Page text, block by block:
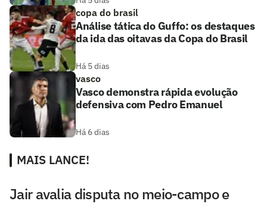
copa do brasil
Análise tática do Guffo: os destaques
da ida das oitavas da Copa do Brasil
Há 5 dias
vasco
Vasco demonstra rápida evolução
defensiva com Pedro Emanuel
Há 6 dias
MAIS LANCE!
Jair avalia disputa no meio-campo e